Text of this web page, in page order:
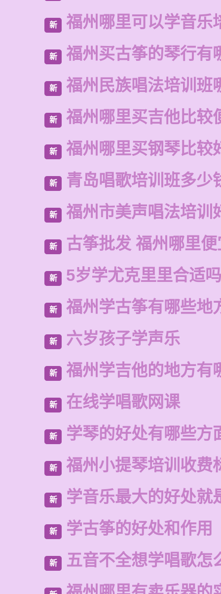
新 福州哪里可以学音乐
新 福州买古筝的琴行有
新 福州民族唱法培训班
新 福州哪里买吉他比较
新 福州哪里买钢琴比较
新 青岛唱歌培训班多少
新 福州市美声唱法培训
新 古筝批发 福州哪里
新 5岁学尤克里里合适吗
新 福州学古筝有哪些地
新 六岁孩子学声乐
新 福州学吉他的地方有
新 在线学唱歌网课
新 学琴的好处有哪些方
新 福州小提琴培训收费
新 学音乐最大的好处就
新 学古筝的好处和作用
新 五音不全想学唱歌怎